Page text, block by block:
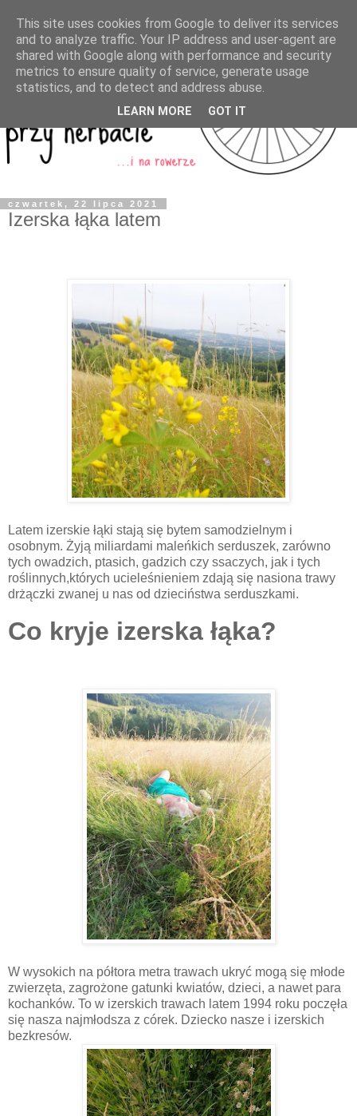
czwartek, 22 lipca 2021
Izerska łąka latem
Latem izerskie łąki stają się bytem samodzielnym i
osobnym. Żyją miliardami maleńkich serduszek, zarówno
tych owadzich, ptasich, gadzich czy ssaczych, jak i tych
roślinnych,których ucieleśnieniem zdają się nasiona trawy
drżączki zwanej u nas od dzieciństwa serduszkami.
Co kryje izerska łąka?
W wysokich na półtora metra trawach ukryć mogą się młode
zwierzęta, zagrożone gatunki kwiatów, dzieci, a nawet para
kochanków. To w izerskich trawach latem 1994 roku poczęła
się nasza najmłodsza z córek. Dziecko nasze i izerskich
bezkresów.
This site uses cookies from Google to deliver its services
and to analyze traffic. Your IP address and user-agent are
shared with Google along with performance and security
metrics to ensure quality of service, generate usage
statistics, and to detect and address abuse.
LEARN MORE GOT IT